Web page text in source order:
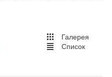
Галерея
Список